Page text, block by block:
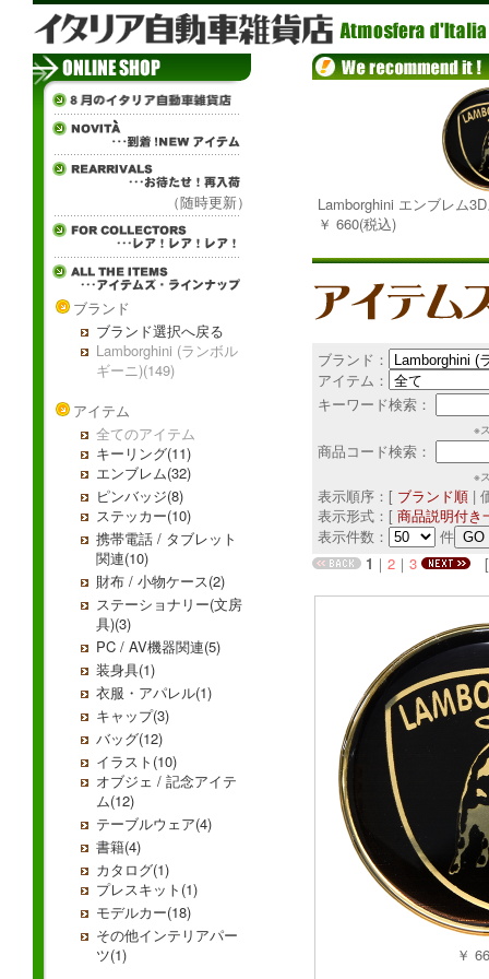
（随時更新）
ブランド
ブランド選択へ戻る
Lamborghini (ランボル
ギーニ)(149)
アイテム
全てのアイテム
キーリング(11)
エンブレム(32)
ピンバッジ(8)
ステッカー(10)
携帯電話 / タブレット
関連(10)
財布 / 小物ケース(2)
ステーショナリー(文房
具)(3)
PC / AV機器関連(5)
装身具(1)
衣服・アパレル(1)
キャップ(3)
バッグ(12)
イラスト(10)
オブジェ / 記念アイテ
ム(12)
テーブルウェア(4)
書籍(4)
カタログ(1)
プレスキット(1)
モデルカー(18)
その他インテリアパー
ツ(1)
Lamborghini エンブレム
￥ 660(税込)
ブランド：
アイテム：
キーワード検索：
※
商品コード検索：
※
表示順序：[ ブランド順 |
表示形式：[ 商品説明付き
表示件数：
件
1 ｜ 2 ｜ 3 [
￥